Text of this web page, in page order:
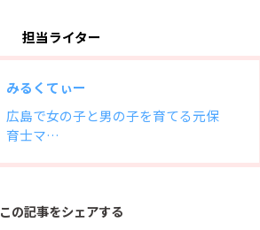
担当ライター
みるくてぃー
広島で女の子と男の子を育てる元保
育士マ…
この記事をシェアする